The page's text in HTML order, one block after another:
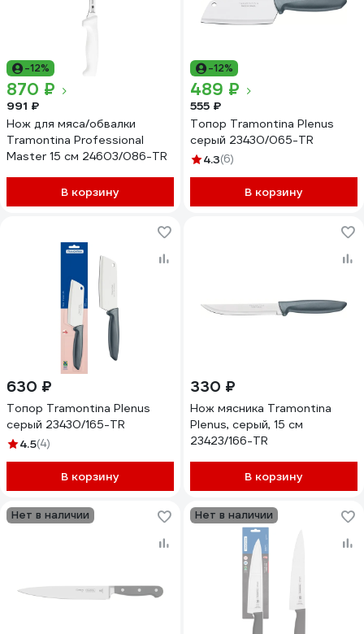
-12%
870 ₽
991 ₽
Нож для мяса/обвалки
Tramontina Professional
Master 15 см 24603/086-TR
В корзину
-12%
489 ₽
555 ₽
Топор Tramontina Plenus
серый 23430/065-TR
4.3(6)
В корзину
630 ₽
Топор Tramontina Plenus
серый 23430/165-TR
4.5(4)
В корзину
330 ₽
Нож мясника Tramontina
Plenus, серый, 15 см
23423/166-TR
В корзину
Нет в наличии Нет в наличии